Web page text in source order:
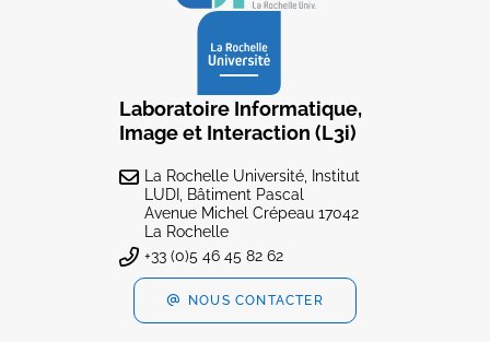
Laboratoire Informatique,
Image et Interaction (L3i)
La Rochelle Université, Institut
LUDI, Bâtiment Pascal
Avenue Michel Crépeau 17042
La Rochelle
+33 (0)5 46 45 82 62
NOUS CONTACTER